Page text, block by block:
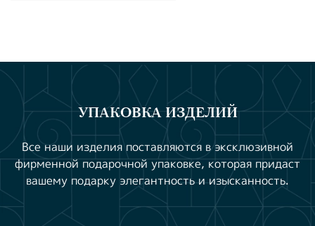
УПАКОВКА ИЗДЕЛИЙ
Все наши изделия поставляются в эксклюзивной
фирменной подарочной упаковке, которая придаст
вашему подарку элегантность и изысканность.